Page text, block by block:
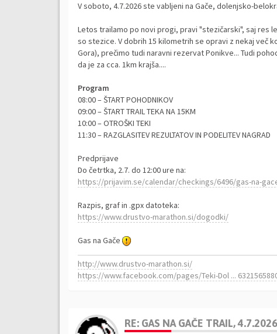
V soboto, 4.7.2026 ste vabljeni na Gače, dolenjsko-
Letos trailamo po novi progi, pravi "stezičarski", saj res
so stezice. V dobrih 15 kilometrih se opravi z nekaj več
Gora), prečimo tudi naravni rezervat Ponikve... Tudi
da je za cca. 1km krajša....
Program
08:00 – ŠTART POHODNIKOV
09:00 – ŠTART TRAIL TEKA NA 15KM
10:00 – OTROŠKI TEKI
11:30 – RAZGLASITEV REZULTATOV IN PODELITEV NAGRAD
Predprijave
Do četrtka, 2.7. do 12:00 ure na:
https://prijavim.se/calendar/checkings/6496/gas-na-
Razpis, graf in .gpx datoteka:
https://www.drustvo-marathon.si/dogodki/
Gas na Gače
http://www.drustvo-marathon.si/
https://www.facebook.com/pages/Teki-Dol ...
RE: GAS NA GAČE TRAIL, 4.7.2026